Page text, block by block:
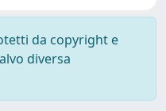
da copyright e
diversa